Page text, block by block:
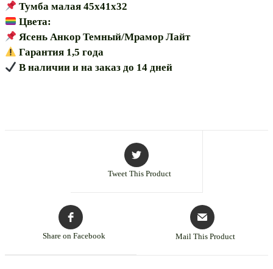
Тумба малая 45х41х32
Цвета:
Ясень Анкор Темный/Мрамор Лайт
Гарантия 1,5 года
В наличии и на заказ до 14 дней
Tweet This Product
Share on Facebook Mail This Product